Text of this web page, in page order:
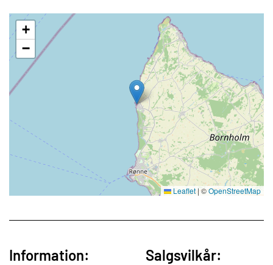
+
−
Leaflet | ©OpenStreetMap
Information: Salgsvilkår: